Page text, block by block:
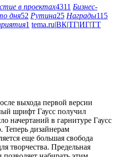
в проектах4311 Бизнес-
дня52 Рутина25 Награды115
1 tema.ru|ВК|ТГ|ИГ|ТТ
выхода первой версии
шрифт Гаусс получил
начертаний в гарнитуре Гаусс
Теперь дизайнерам
еще большая свобода
творчества. Предельная